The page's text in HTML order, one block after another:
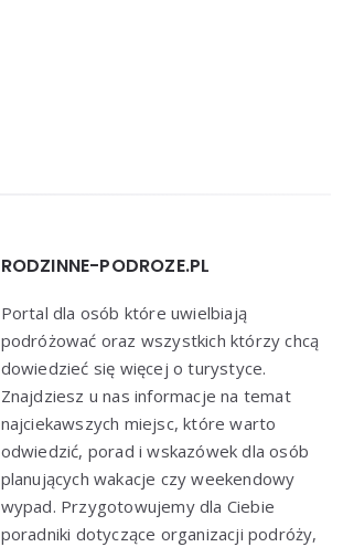
RODZINNE-PODROZE.PL
Portal dla osób które uwielbiają
podróżować oraz wszystkich którzy chcą
dowiedzieć się więcej o turystyce.
Znajdziesz u nas informacje na temat
najciekawszych miejsc, które warto
odwiedzić, porad i wskazówek dla osób
planujących wakacje czy weekendowy
wypad. Przygotowujemy dla Ciebie
poradniki dotyczące organizacji podróży,